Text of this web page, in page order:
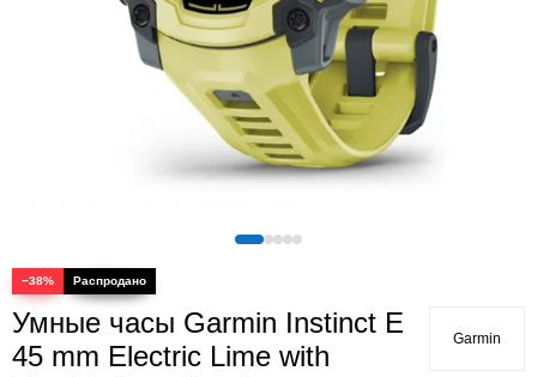
−38%
Умные часы Garmin Instinct E
45 mm Electric Lime with
Garmin